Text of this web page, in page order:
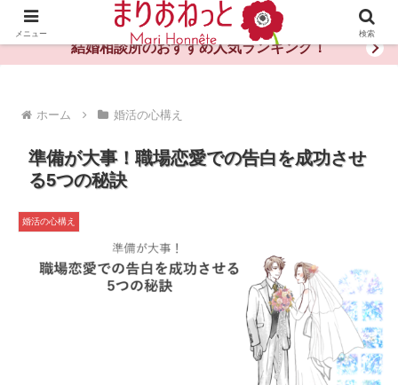
婚活や出会いの体験談・評判・秘訣がわかる情報サイト
結婚相談所のおすすめ人気ランキング！
ホーム 婚活の心構え
準備が大事！職場恋愛での告白を成功させ
る5つの秘訣
婚活の心構え
メニュー 検索